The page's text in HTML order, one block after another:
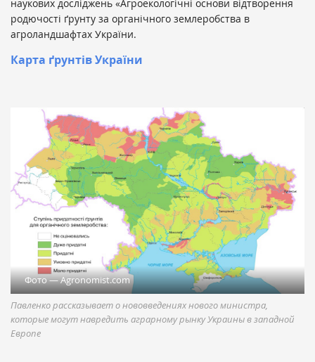
наукових досліджень «Агроекологічні основи відтворення
родючості ґрунту за органічного землеробства в
агроландшафтах України.
Карта ґрунтів України
Фото — Agronomist.com
Павленко рассказывает о нововведениях нового министра,
которые могут навредить аграрному рынку Украины в западной
Европе